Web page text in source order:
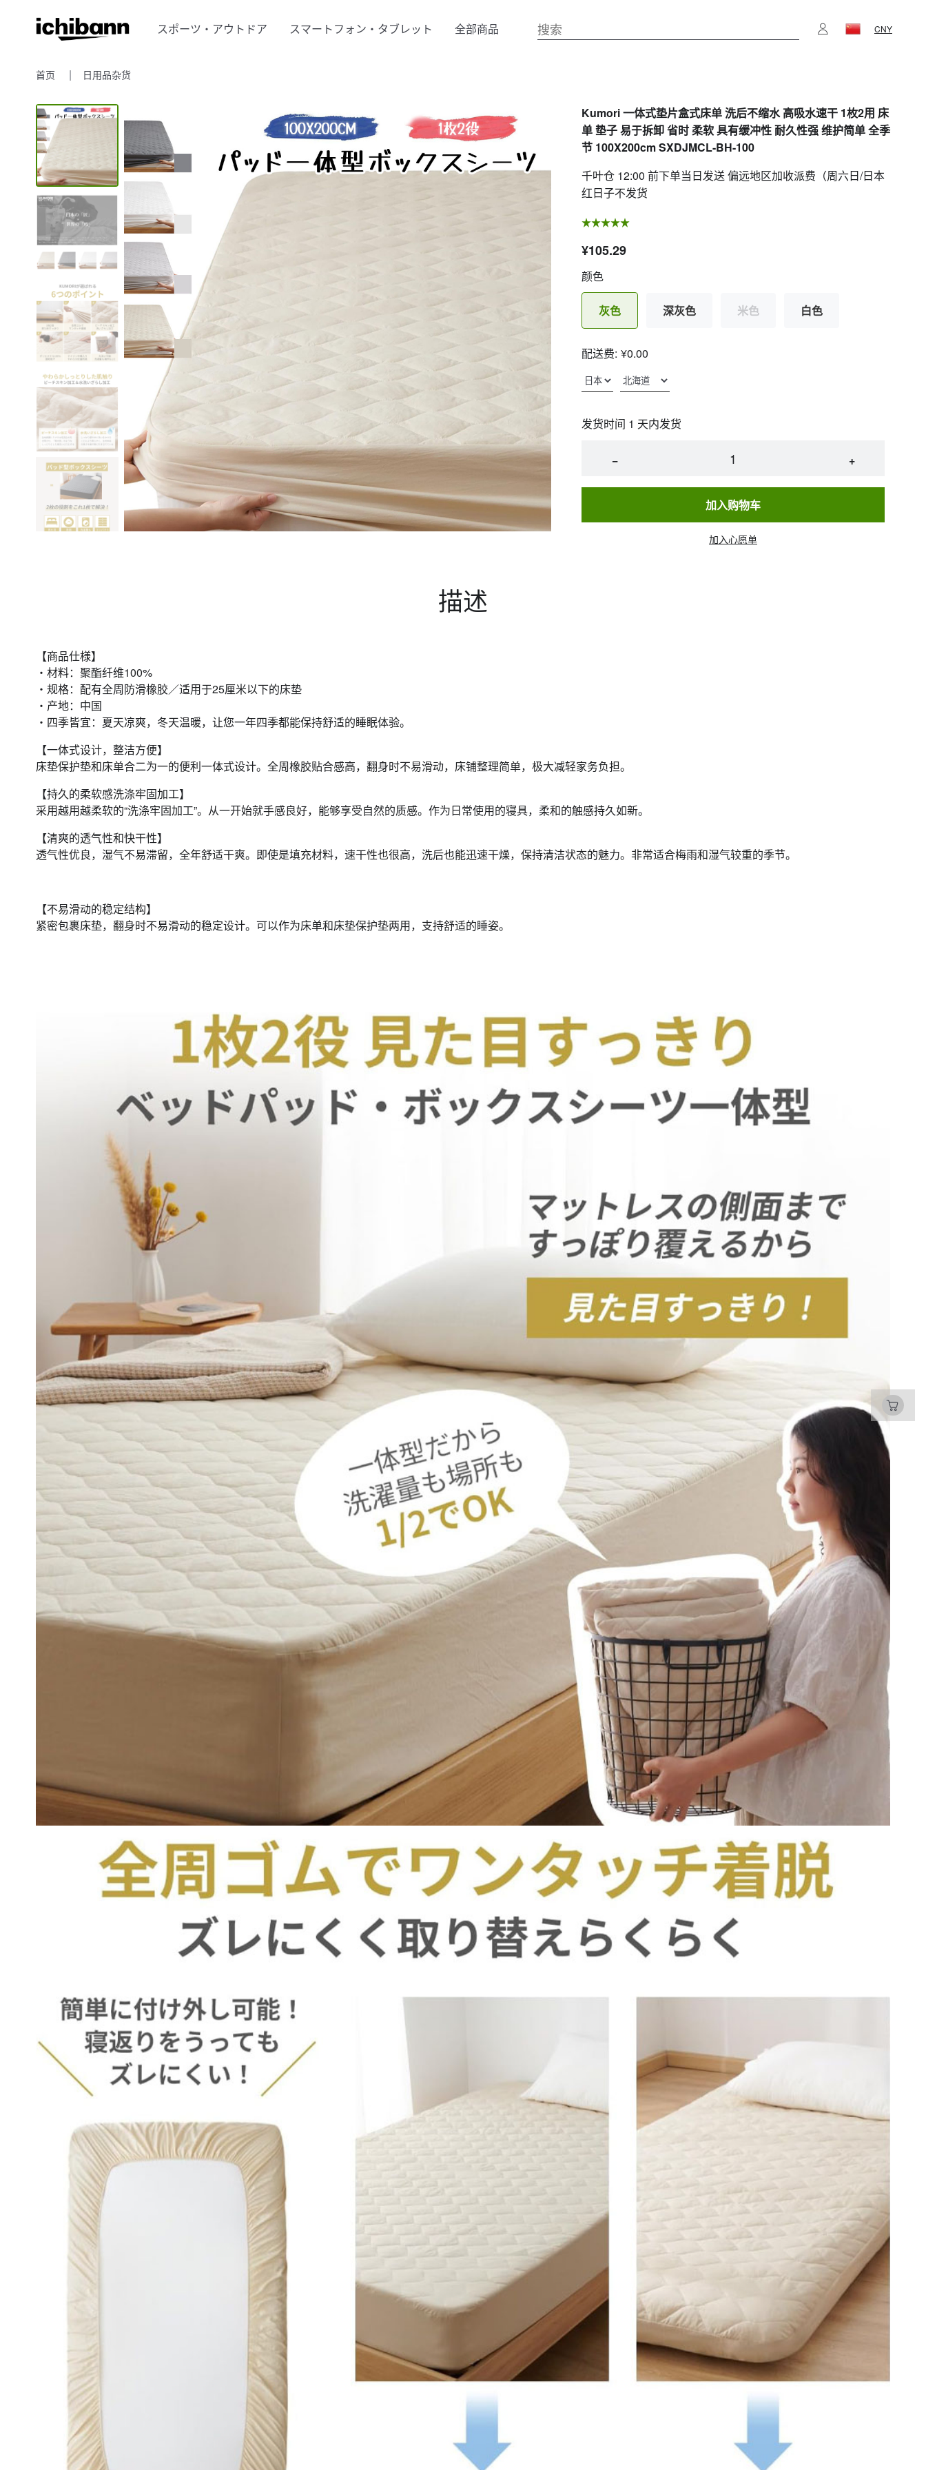
スポーツ・アウトドア スマートフォン・タブレット 全部商品 CNY
首页 日用品杂货
Kumori 一体式垫片盒式床单 洗后不缩水 高吸水速干 1枚2用 床
单 垫子 易于拆卸 省时 柔软 具有缓冲性 耐久性强 维护简单 全季
节 100X200cm SXDJMCL-BH-100
千叶仓 12:00 前下单当日发送 偏远地区加收派费（周六日/日本
红日子不发货
¥105.29
颜色
灰色 深灰色 米色 白色
配送费: ¥0.00
发货时间 1 天内发货
− +
加入购物车
加入心愿单
描述
【商品仕様】
・材料：聚酯纤维100%
・规格：配有全周防滑橡胶／适用于25厘米以下的床垫
・产地：中国
・四季皆宜：夏天凉爽，冬天温暖，让您一年四季都能保持舒适的睡眠体验。
【一体式设计，整洁方便】
床垫保护垫和床单合二为一的便利一体式设计。全周橡胶贴合感高，翻身时不易滑动，床铺整理简单，极大减轻家务负担。
【持久的柔软感洗涤牢固加工】
采用越用越柔软的“洗涤牢固加工”。从一开始就手感良好，能够享受自然的质感。作为日常使用的寝具，柔和的触感持久如新。
【清爽的透气性和快干性】
透气性优良，湿气不易滞留，全年舒适干爽。即使是填充材料，速干性也很高，洗后也能迅速干燥，保持清洁状态的魅力。非常适合梅雨和湿气较重的季节。
【不易滑动的稳定结构】
紧密包裹床垫，翻身时不易滑动的稳定设计。可以作为床单和床垫保护垫两用，支持舒适的睡姿。